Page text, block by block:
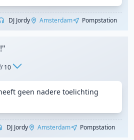
DJ Jordy Amsterdam Pompstation
/ 10
geen nadere toelichting
DJ Jordy Amsterdam Pompstation